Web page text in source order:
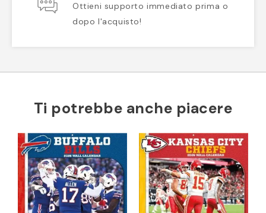
Ottieni supporto immediato prima o
dopo l'acquisto!
Ti potrebbe anche piacere